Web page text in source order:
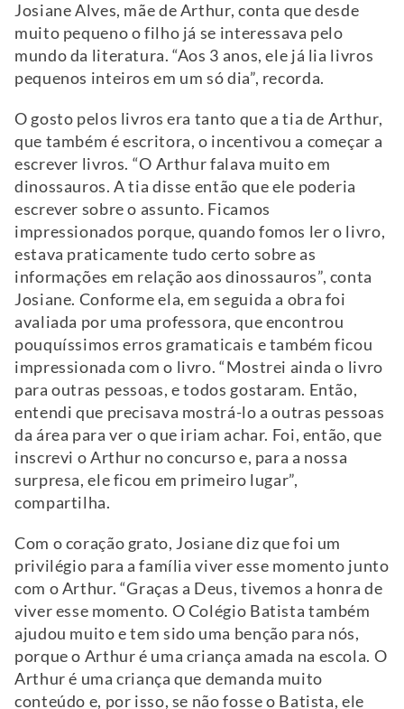
Josiane Alves, mãe de Arthur, conta que desde
muito pequeno o filho já se interessava pelo
mundo da literatura. “Aos 3 anos, ele já lia livros
pequenos inteiros em um só dia”, recorda.
O gosto pelos livros era tanto que a tia de Arthur,
que também é escritora, o incentivou a começar a
escrever livros. “O Arthur falava muito em
dinossauros. A tia disse então que ele poderia
escrever sobre o assunto. Ficamos
impressionados porque, quando fomos ler o livro,
estava praticamente tudo certo sobre as
informações em relação aos dinossauros”, conta
Josiane. Conforme ela, em seguida a obra foi
avaliada por uma professora, que encontrou
pouquíssimos erros gramaticais e também ficou
impressionada com o livro. “Mostrei ainda o livro
para outras pessoas, e todos gostaram. Então,
entendi que precisava mostrá-lo a outras pessoas
da área para ver o que iriam achar. Foi, então, que
inscrevi o Arthur no concurso e, para a nossa
surpresa, ele ficou em primeiro lugar”,
compartilha.
Com o coração grato, Josiane diz que foi um
privilégio para a família viver esse momento junto
com o Arthur. “Graças a Deus, tivemos a honra de
viver esse momento. O Colégio Batista também
ajudou muito e tem sido uma benção para nós,
porque o Arthur é uma criança amada na escola. O
Arthur é uma criança que demanda muito
conteúdo e, por isso, se não fosse o Batista, ele